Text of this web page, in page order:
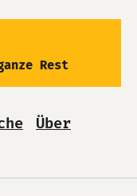
Rest
Über